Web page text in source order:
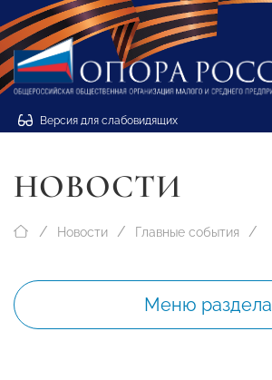
Версия для слабовидящих
НОВОСТИ
Новости Главные события
Меню раздела